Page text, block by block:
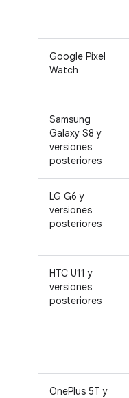
Google Pixel
Watch
Samsung
Galaxy S8 y
versiones
posteriores
LG G6 y
versiones
posteriores
HTC U11 y
versiones
posteriores
OnePlus 5T y